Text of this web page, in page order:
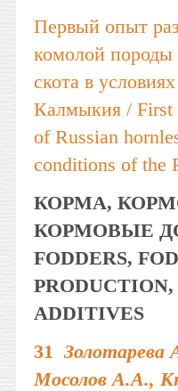
Первый опыт
комолой породы
скота в
Калмыкия / First
of Russian
conditions of the
КОРМА,
КОРМОВЫЕ
FODDERS,
ADDITIVES
31 Золотарева
Мосолов А.А.,